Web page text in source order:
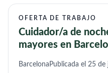
OFERTA DE TRABAJO
Cuidador/a de
mayores en
Barcelona Publicada el 25